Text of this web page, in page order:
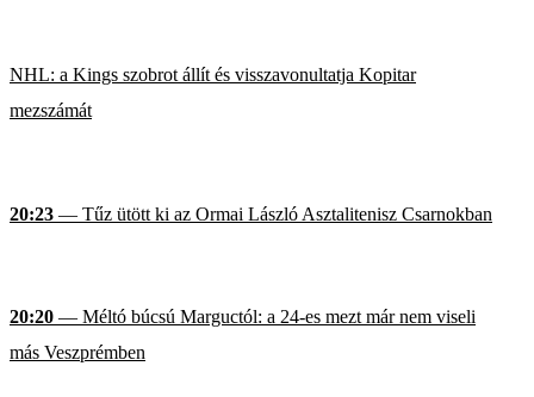
NHL: a Kings szobrot állít és visszavonultatja Kopitar
mezszámát
20:23 — Tűz ütött ki az Ormai László Asztalitenisz Csarnokban
20:20 — Méltó búcsú Marguctól: a 24-es mezt már nem viseli
más Veszprémben